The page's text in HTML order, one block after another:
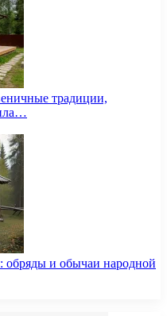
традиции,
обряды и обычаи народной